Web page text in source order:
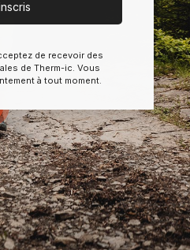
de recevoir des
de Therm-ic. Vous
à tout moment.